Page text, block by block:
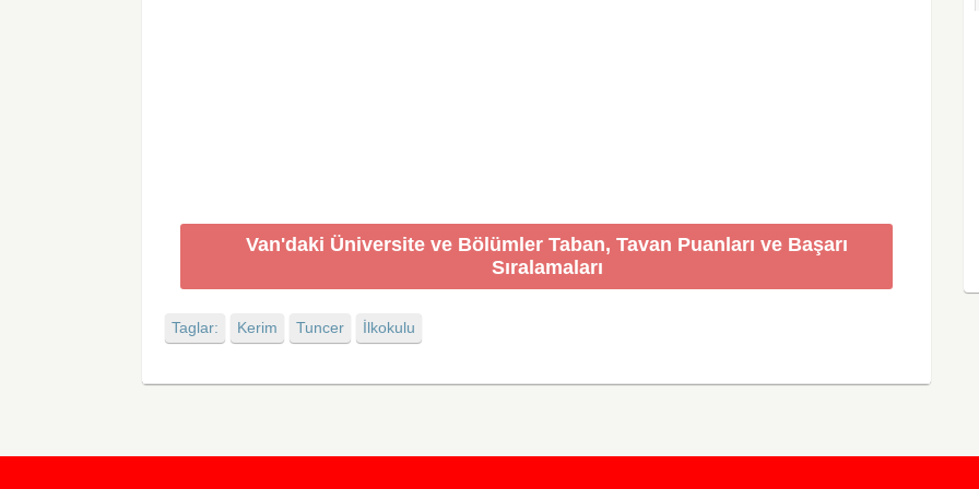
Van'daki Üniversite ve Bölümler Taban, Tavan Puanları ve Başarı
Sıralamaları
Taglar: Kerim Tuncer İlkokulu